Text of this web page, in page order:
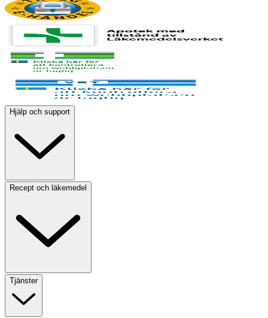
Hjälp och support
Recept och läkemedel
Tjänster